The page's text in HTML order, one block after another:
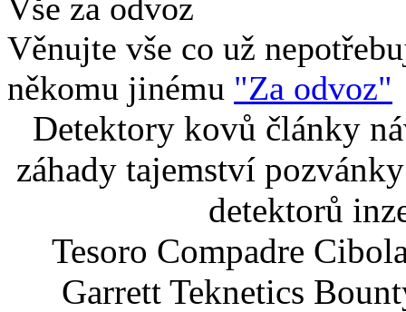
Vše za odvoz
Věnujte vše co už
někomu jinému "Za odvoz"
Detektory kovů články
záhady tajemství
detektorů
Tesoro Compadre
Garrett Teknetics